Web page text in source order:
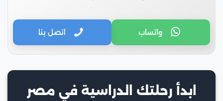
واتساب اتصل بنا
ابدأ رحلتك الدراسية في مصر